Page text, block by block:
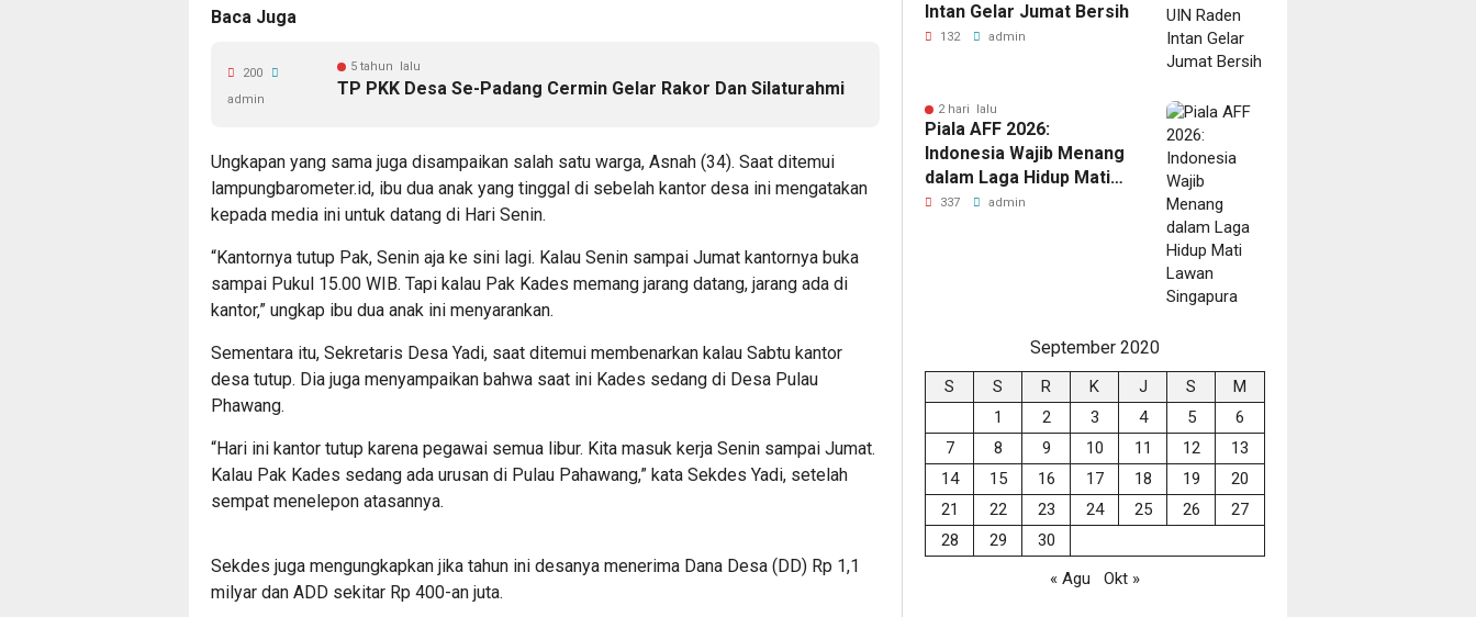
Baca Juga
5 tahun lalu
TP PKK Desa Se-Padang Cermin Gelar Rakor Dan Silaturahmi
200
admin
Ungkapan yang sama juga disampaikan salah satu warga, Asnah (34). Saat ditemui
lampungbarometer.id, ibu dua anak yang tinggal di sebelah kantor desa ini mengatakan
kepada media ini untuk datang di Hari Senin.
“Kantornya tutup Pak, Senin aja ke sini lagi. Kalau Senin sampai Jumat kantornya buka
sampai Pukul 15.00 WIB. Tapi kalau Pak Kades memang jarang datang, jarang ada di
kantor,” ungkap ibu dua anak ini menyarankan.
Sementara itu, Sekretaris Desa Yadi, saat ditemui membenarkan kalau Sabtu kantor
desa tutup. Dia juga menyampaikan bahwa saat ini Kades sedang di Desa Pulau
Phawang.
“Hari ini kantor tutup karena pegawai semua libur. Kita masuk kerja Senin sampai Jumat.
Kalau Pak Kades sedang ada urusan di Pulau Pahawang,” kata Sekdes Yadi, setelah
sempat menelepon atasannya.
Sekdes juga mengungkapkan jika tahun ini desanya menerima Dana Desa (DD) Rp 1,1
milyar dan ADD sekitar Rp 400-an juta.
Intan Gelar Jumat Bersih
132 admin
2 hari lalu
Piala AFF 2026:
Indonesia Wajib Menang
dalam Laga Hidup Mati
Lawan Singapura
337 admin
September 2020
S S R K J S
M
1
2 3 4 5
6
7
8 9 10 11 12
13
14
15 16 17 18 19
20
21
22 23 24 25 26
27
28
29
30
« Agu
Okt »